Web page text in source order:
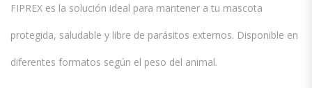
FIPREX es la solución ideal para mantener a tu mascota
protegida, saludable y libre de parásitos externos. Disponible en
diferentes formatos según el peso del animal.